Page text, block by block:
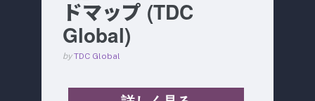
ドマップ (TDC
Global)
byTDC Global